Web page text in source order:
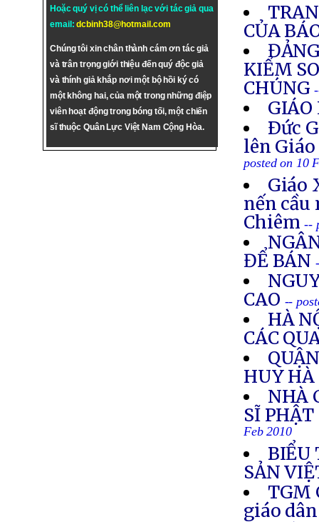
Hoặc quý vị có thể liên lạc với tác giả qua
email:dcbinh38@hotmail.com
Chúng tôi xin chân thành cám ơn tác giả
và trân trọng giới thiệu đến quý độc giả
và thính giả khắp nơi một bộ hồi ký có
một không hai, của một trong những điệp
viên hoạt động trong bóng tối, một chiến
sĩ thuộc Quân Lực Việt Nam Cộng Hòa.
CỦA
KIỂM
CHÚNG
Ðức
lên
posted on 10
Giáo
nến
Chiêm --
ĐỂ BÁN
CAO --
HÀ
CÁC
HUY
NHÀ
SĨ
Feb 2010
BIỂU
SẢN
TGM
giáo